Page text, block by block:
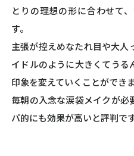
とりの理想の形に合わせて
す。
主張が控えめなたれ目や大人
イドルのように大きくてうる
印象を変えていくことができま
毎朝の入念な涙袋メイクが必
パ的にも効果が高いと評判です